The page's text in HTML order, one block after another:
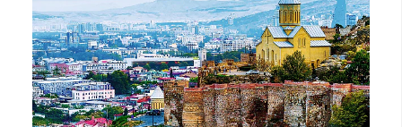
Вярнуць нельга спісаць: што рабіць з
дэбіторскай запазычанасцю ад нерэзідэнта
№ 4, 2025